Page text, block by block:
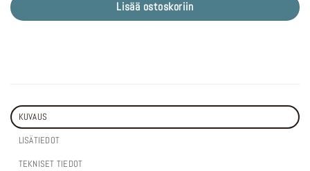
Lisää ostoskoriin
KUVAUS
LISÄTIEDOT
TEKNISET TIEDOT